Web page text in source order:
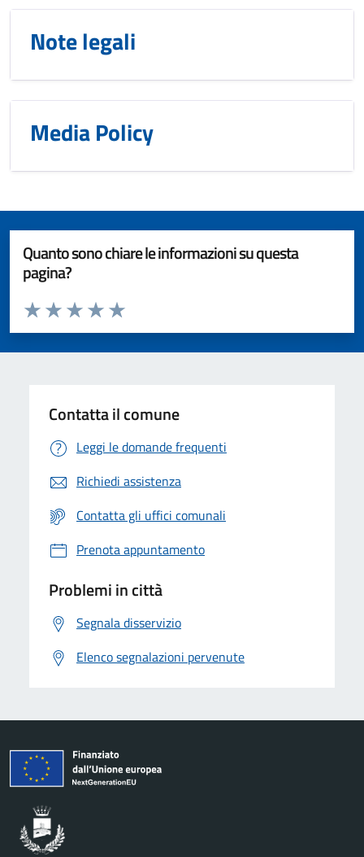
Note legali
Media Policy
Quanto sono chiare le informazioni su questa
pagina?
Valuta da 1 a 5 stelle la pagina
Valuta 5 stelle su 5
Valuta 4 stelle su 5
Valuta 3 stelle su 5
Valuta 2 stelle su 5
Valuta 1 stelle su 5
Contatta il comune
Leggi le domande frequenti
Richiedi assistenza
Contatta gli uffici comunali
Prenota appuntamento
Problemi in città
Segnala disservizio
Elenco segnalazioni pervenute